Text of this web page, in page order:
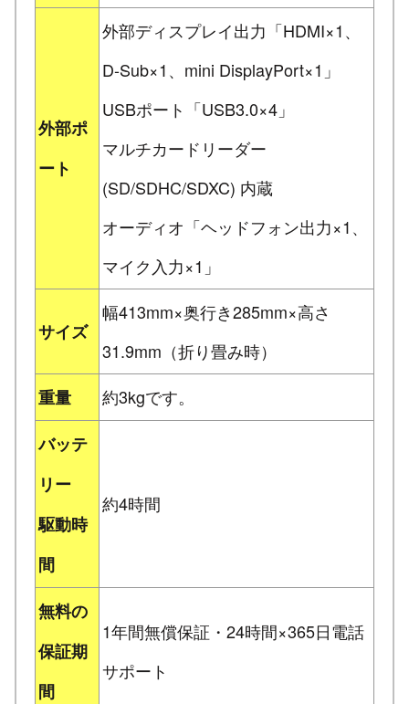
外部ポ
ート
外部ディスプレイ出力「HDMI×1、
D-Sub×1、mini DisplayPort×1」
USBポート「USB3.0×4」
マルチカードリーダー
(SD/SDHC/SDXC) 内蔵
オーディオ「ヘッドフォン出力×1、
マイク入力×1」
サイズ
幅413mm×奥行き285mm×高さ
31.9mm（折り畳み時）
重量
約3kgです。
バッテ
リー
駆動時
間
約4時間
無料の
保証期
間
1年間無償保証・24時間×365日電話
サポート